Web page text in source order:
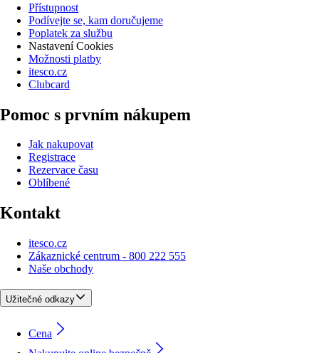
Přístupnost
Podívejte se, kam doručujeme
Poplatek za službu
Nastavení Cookies
Možnosti platby
itesco.cz
Clubcard
Pomoc s prvním nákupem
Jak nakupovat
Registrace
Rezervace času
Oblíbené
Kontakt
itesco.cz
Zákaznické centrum - 800 222 555
Naše obchody
Užitečné odkazy
Cena